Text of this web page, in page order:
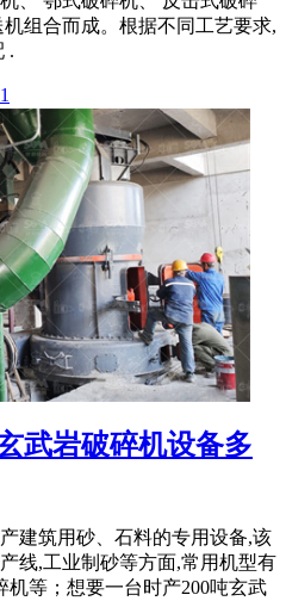
组合而成。根据不同工艺要求,
.
武岩破碎机设备多
建筑用砂、石料的专用设备,该
线,工业制砂等方面,常用机型有
等；想要一台时产200吨玄武